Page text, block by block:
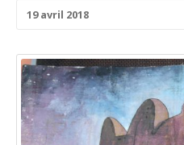
19 avril 2018